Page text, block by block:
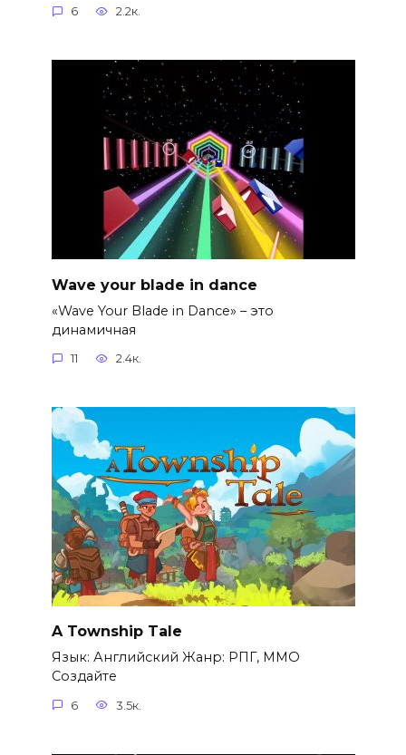
6 2.2к.
Wave your blade in dance
«Wave Your Blade in Dance» – это
динамичная
11 2.4к.
A Township Tale
Язык: Английский Жанр: РПГ, ММО
Создайте
6 3.5к.